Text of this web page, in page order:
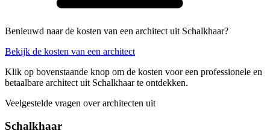
Benieuwd naar de kosten van een architect uit Schalkhaar?
Bekijk de kosten van een architect
Klik op bovenstaande knop om de kosten voor een professionele en
betaalbare architect uit Schalkhaar te ontdekken.
Veelgestelde vragen over architecten uit
Schalkhaar